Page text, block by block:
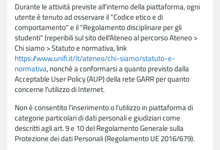
Durante le attività previste all'interno della piattaforma, ogni
utente è tenuto ad osservare il "Codice etico e di
comportamento" e il "Regolamento disciplinare per gli
studenti" (reperibili sul sito dell'Ateneo al percorso Ateneo >
Chi siamo > Statuto e normativa, link
https://www.unifi.it/it/ateneo/chi-siamo/statuto-e-
normativa, nonché a conformarsi a quanto previsto dalla
Acceptable User Policy (AUP) della rete GARR per quanto
concerne l'utilizzo di Internet.
Non è consentito l'inserimento o l'utilizzo in piattaforma di
categorie particolari di dati personali e giudiziari come
descritti agli art. 9 e 10 del Regolamento Generale sulla
Protezione dei dati Personali (Regolamento UE 2016/679).